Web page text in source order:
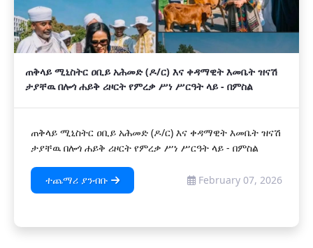
ጠቅላይ ሚኒስትር ዐቢይ አሕመድ (ዶ/ር) እና ቀዳማዊት እመቤት ዝናሽ
ታያቸዉ በሎጎ ሐይቅ ሪዞርት የምረቃ ሥነ ሥርዓት ላይ - በምስል
ጠቅላይ ሚኒስትር ዐቢይ አሕመድ (ዶ/ር) እና ቀዳማዊት እመቤት ዝናሽ
ታያቸዉ በሎጎ ሐይቅ ሪዞርት የምረቃ ሥነ ሥርዓት ላይ - በምስል
ተጨማሪ ያንብቡ February 07, 2026